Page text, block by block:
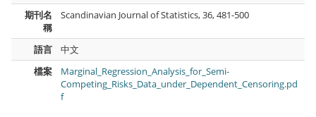
期刊名
稱
Scandinavian Journal of Statistics, 36, 481-500
語言
中文
檔案
Marginal_Regression_Analysis_for_Semi-
Competing_Risks_Data_under_Dependent_Censoring.pd
f